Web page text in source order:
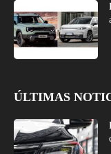
ÚLTIMAS